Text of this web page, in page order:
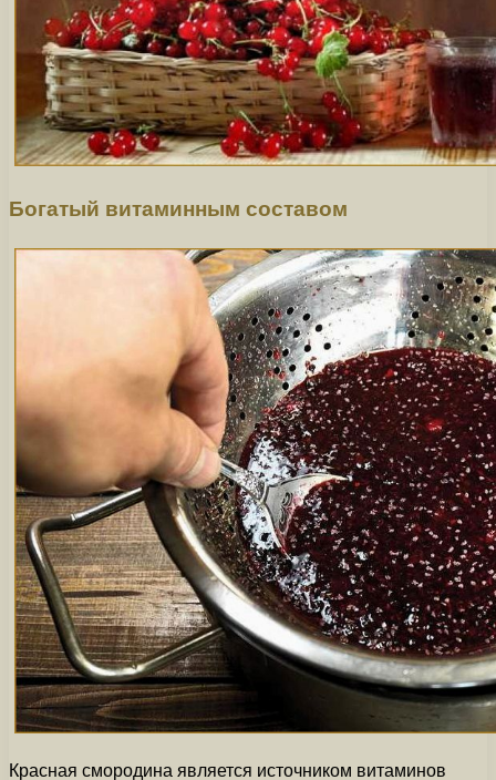
Богатый витаминным составом
Красная смородина является источником витаминов